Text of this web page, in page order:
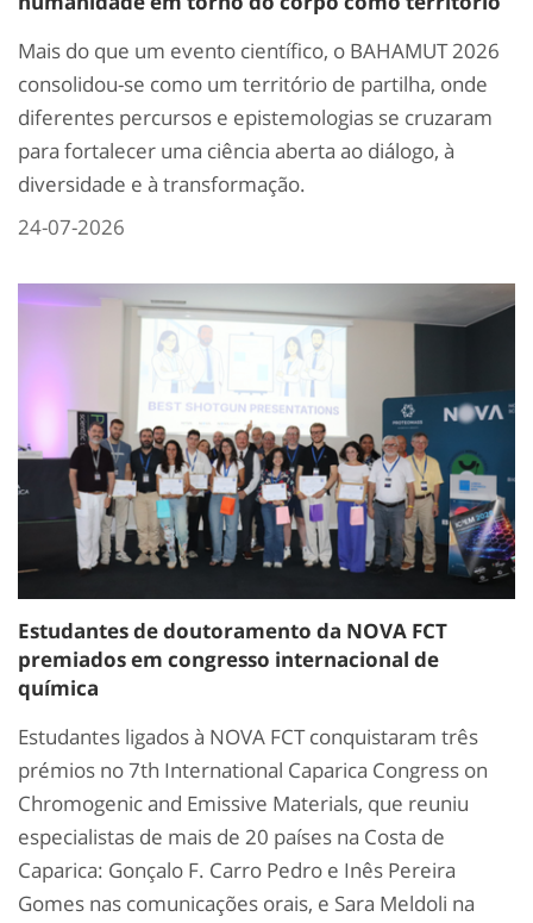
Mais do que um evento científico, o BAHAMUT 2026
consolidou-se como um território de partilha, onde
diferentes percursos e epistemologias se cruzaram
para fortalecer uma ciência aberta ao diálogo, à
diversidade e à transformação.
24-07-2026
Estudantes de doutoramento da NOVA FCT
premiados em congresso internacional de
química
Estudantes ligados à NOVA FCT conquistaram três
prémios no 7th International Caparica Congress on
Chromogenic and Emissive Materials, que reuniu
especialistas de mais de 20 países na Costa de
Caparica: Gonçalo F. Carro Pedro e Inês Pereira
Gomes nas comunicações orais, e Sara Meldoli na